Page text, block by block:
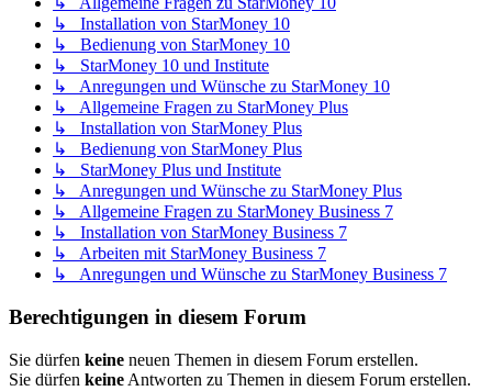
↳ Installation von StarMoney 10
↳ Bedienung von StarMoney 10
↳ StarMoney 10 und Institute
↳ Anregungen und Wünsche zu StarMoney 10
↳ Allgemeine Fragen zu StarMoney Plus
↳ Installation von StarMoney Plus
↳ Bedienung von StarMoney Plus
↳ StarMoney Plus und Institute
↳ Anregungen und Wünsche zu StarMoney Plus
↳ Allgemeine Fragen zu StarMoney Business 7
↳ Installation von StarMoney Business 7
↳ Arbeiten mit StarMoney Business 7
↳ Anregungen und Wünsche zu StarMoney Business 7
Berechtigungen in diesem Forum
Sie dürfen keine neuen Themen in diesem Forum erstellen.
Sie dürfen keine Antworten zu Themen in diesem Forum erstellen.